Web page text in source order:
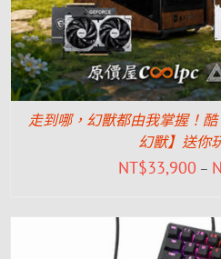
走到哪，幻獸都由我掌握！
幻獸】送你
NT$33,900 –